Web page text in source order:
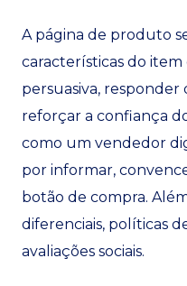
A página de produto
características do item
persuasiva,
reforçar a confiança
como um vendedor
por informar,
botão de compra.
diferenciais, políticas
avaliações sociais.